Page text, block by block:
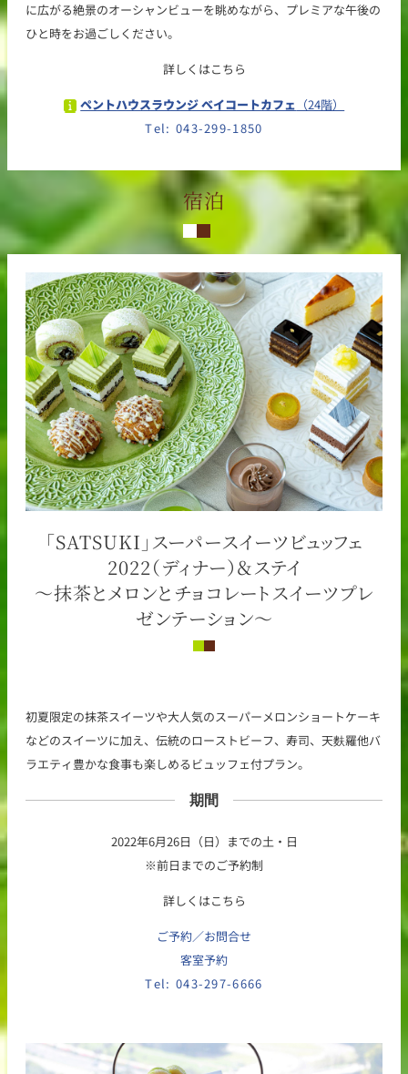
に広がる絶景のオーシャンビューを眺めながら、プレミアな午後の
ひと時をお過ごしください。
詳しくはこちら
ペントハウスラウンジ ベイコートカフェ （24階）
Tel: 043-299-1850
宿泊
「SATSUKI」スーパースイーツビュッフェ
2022（ディナー）＆ステイ
～抹茶とメロンとチョコレートスイーツプレ
ゼンテーション～
初夏限定の抹茶スイーツや大人気のスーパーメロンショートケーキ
などのスイーツに加え、伝統のローストビーフ、寿司、天麩羅他バ
ラエティ豊かな食事も楽しめるビュッフェ付プラン。
期間
2022年6月26日（日）までの土・日
※前日までのご予約制
詳しくはこちら
ご予約／お問合せ
客室予約
Tel: 043-297-6666